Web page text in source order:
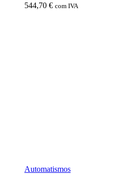
544,70 € com IVA
Automatismos